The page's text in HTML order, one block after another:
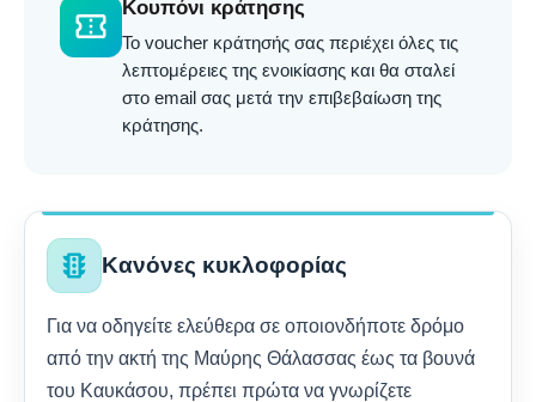
confirmation_number
Κουπόνι κράτησης
Το voucher κράτησής σας περιέχει όλες τις
λεπτομέρειες της ενοικίασης και θα σταλεί
στο email σας μετά την επιβεβαίωση της
κράτησης.
traffic Κανόνες κυκλοφορίας
Για να οδηγείτε ελεύθερα σε οποιονδήποτε δρόμο
από την ακτή της Μαύρης Θάλασσας έως τα βουνά
του Καυκάσου, πρέπει πρώτα να γνωρίζετε